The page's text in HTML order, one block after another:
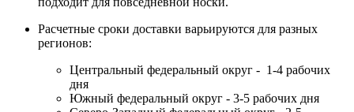
Расчетные сроки доставки варьируются для разных
регионов:
Центральный федеральный округ - 1-4 рабочих
дня
Южный федеральный округ - 3-5 рабочих дня